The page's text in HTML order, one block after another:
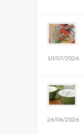
10/07/2026
26/06/2026